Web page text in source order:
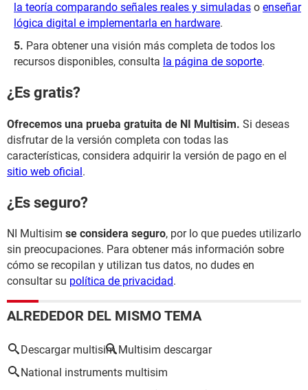
la teoría comparando señales reales y simuladas o enseñar
lógica digital e implementarla en hardware.
Para obtener una visión más completa de todos los
recursos disponibles, consulta la página de soporte.
¿Es gratis?
Ofrecemos una prueba gratuita de NI Multisim. Si deseas
disfrutar de la versión completa con todas las
características, considera adquirir la versión de pago en el
sitio web oficial.
¿Es seguro?
NI Multisim se considera seguro, por lo que puedes utilizarlo
sin preocupaciones. Para obtener más información sobre
cómo se recopilan y utilizan tus datos, no dudes en
consultar su política de privacidad.
ALREDEDOR DEL MISMO TEMA
Descargar multisim Multisim descargar
National instruments multisim